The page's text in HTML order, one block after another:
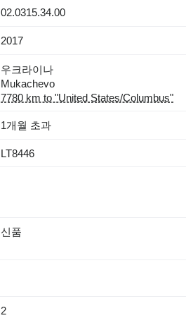
02.0315.34.00
2017
우크라이나
Mukachevo
7780 km to "United States/Columbus"
1개월 초과
LT8446
신품
2